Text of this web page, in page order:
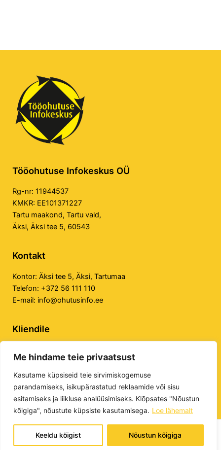
Me hindame teie privaatsust
Kasutame küpsiseid teie sirvimiskogemuse
parandamiseks, isikupärastatud reklaamide või sisu
esitamiseks ja liikluse analüüsimiseks. Klõpsates "Nõustun
kõigiga", nõustute küpsiste kasutamisega. Loe lähemalt
Keeldu kõigist Nõustun kõigiga
Tööohutuse Infokeskus OÜ
Rg-nr: 11944537
KMKR: EE101371227
Tartu maakond, Tartu vald,
Äksi, Äksi tee 5, 60543
Kontakt
Kontor: Äksi tee 5, Äksi, Tartumaa
Telefon: +372 56 111 110
E-mail: info@ohutusinfo.ee
Kliendile
Veebilehe kasutustingimused
E-poe kasutustingimused
Tööohutuse Infokeskus OÜ © 2026